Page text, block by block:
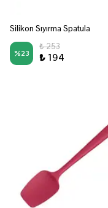
Silikon Sıyırma Spatula
%23
₺ 253
₺ 194